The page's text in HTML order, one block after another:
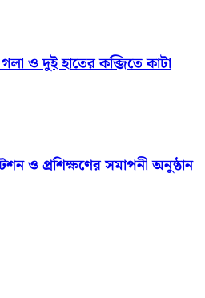
ও দুই হাতের কব্জিতে কাটা
ও প্রশিক্ষণের সমাপনী অনুষ্ঠান